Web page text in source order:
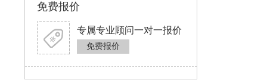
免费报价
专属专业顾问一对一报价
免费报价